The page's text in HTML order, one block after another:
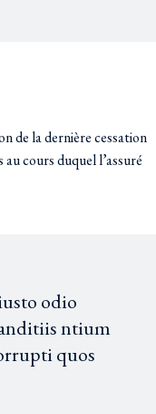
de la dernière cessation
cours duquel l’assuré
odio
ntium
quos